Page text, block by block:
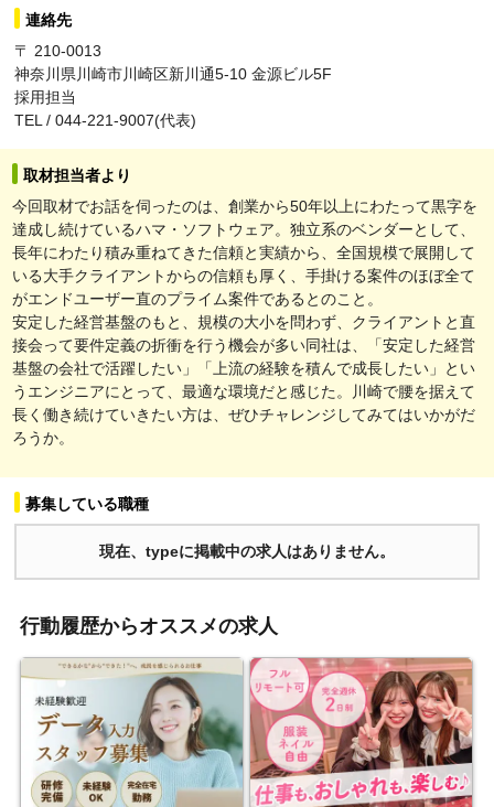
連絡先
〒 210-0013
神奈川県川崎市川崎区新川通5-10 金源ビル5F
採用担当
TEL / 044-221-9007(代表)
取材担当者より
今回取材でお話を伺ったのは、創業から50年以上にわたって黒字を
達成し続けているハマ・ソフトウェア。独立系のベンダーとして、
長年にわたり積み重ねてきた信頼と実績から、全国規模で展開して
いる大手クライアントからの信頼も厚く、手掛ける案件のほぼ全て
がエンドユーザー直のプライム案件であるとのこと。
安定した経営基盤のもと、規模の大小を問わず、クライアントと直
接会って要件定義の折衝を行う機会が多い同社は、「安定した経営
基盤の会社で活躍したい」「上流の経験を積んで成長したい」とい
うエンジニアにとって、最適な環境だと感じた。川崎で腰を据えて
長く働き続けていきたい方は、ぜひチャレンジしてみてはいかがだ
ろうか。
募集している職種
現在、typeに掲載中の求人はありません。
行動履歴からオススメの求人